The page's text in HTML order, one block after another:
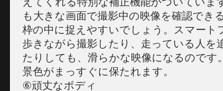
も大きな画面で撮影中の映像を確認でき
枠の中に捉えやすいでしょう。スマート
歩きながら撮影したり、走っている人を
たりしても、滑らかな映像になるのです
景色がまっすぐに保たれます。
⑥頑丈なボディ